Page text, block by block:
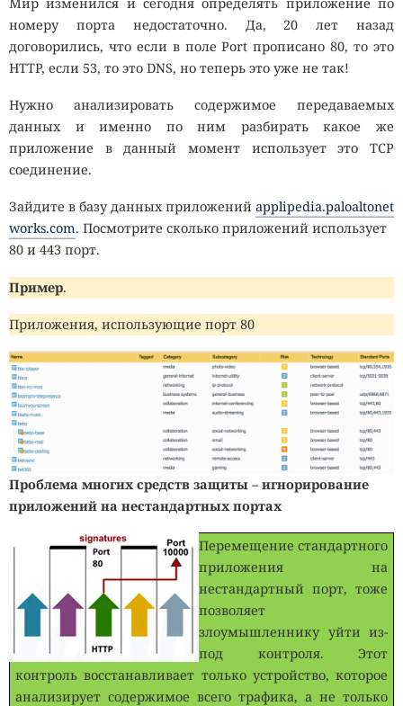
номеру порта недостаточно. Да, 20 лет назад
договорились, что если в поле Port прописано 80, то это
HTTP, если 53, то это DNS, но теперь это уже не так!
Нужно анализировать содержимое передаваемых
данных и именно по ним разбирать какое же
приложение в данный момент использует это TCP
соединение.
Зайдите в базу данных приложений applipedia.paloaltonet
works.com. Посмотрите сколько приложений использует
80 и 443 порт.
Пример.
Приложения, использующие порт 80
Проблема многих средств защиты – игнорирование
приложений на нестандартных портах
Перемещение стандартного
приложения на
нестандартный порт, тоже
позволяет
злоумышленнику уйти из-
под контроля. Этот
контроль восстанавливает только устройство, которое
анализирует содержимое всего трафика, а не только